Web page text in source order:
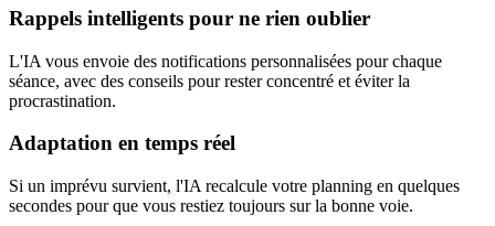
Rappels intelligents pour ne rien oublier
L'IA vous envoie des notifications personnalisées pour chaque
séance, avec des conseils pour rester concentré et éviter la
procrastination.
Adaptation en temps réel
Si un imprévu survient, l'IA recalcule votre planning en quelques
secondes pour que vous restiez toujours sur la bonne voie.